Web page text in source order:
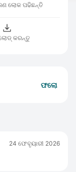
ଲୋକ ପଢିଛନ୍ତି
କରନ୍ତୁ
ଫଲୋ
24 ଫେବୃୟାରୀ 2026